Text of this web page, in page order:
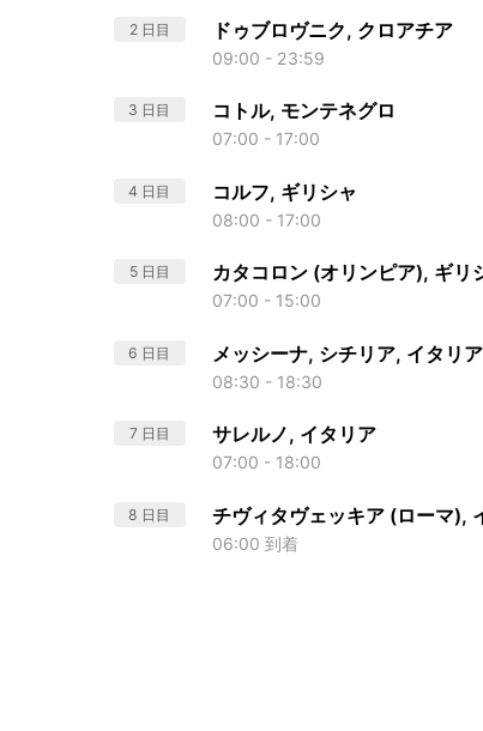
2 日目 ドゥブロヴニク, クロアチア
09:00 - 23:59
3 日目 コトル, モンテネグロ
07:00 - 17:00
4 日目 コルフ, ギリシャ
08:00 - 17:00
5 日目 カタコロン (オリンピア), ギリ
07:00 - 15:00
6 日目 メッシーナ, シチリア, イタリア
08:30 - 18:30
7 日目 サレルノ, イタリア
07:00 - 18:00
8 日目 チヴィタヴェッキア (ローマ),
06:00 到着